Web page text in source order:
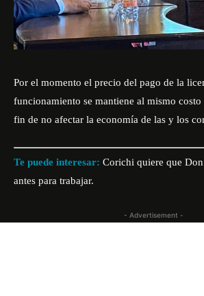
Por el momento el precio del pago de la
funcionamiento se mantiene al mismo
fin de no afectar la economía de las y los
Te puede interesar: Corichi quiere que
antes para trabajar.
- Advertisement -